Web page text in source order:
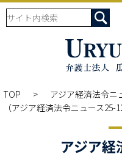
TOP アジア経済法令ニ
（アジア経済法令ニュース25-12
アジア経